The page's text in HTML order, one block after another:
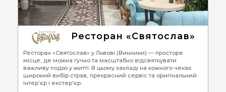
Ресторан «Святослав»
Ресторан «Святослав» у Львові (Винники) — просторе
місце, де можна гучно та масштабно відсвяткувати
важливу подію у житті. В цьому закладі на кожного чекає
широкий вибір страв, прекрасний сервіс та оригінальний
інтер’єр і екстер'єр.